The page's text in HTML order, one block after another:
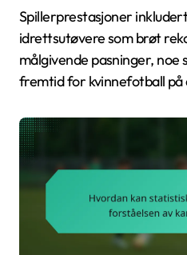
Spillerprestasjoner
idrettsutøvere som brøt
målgivende pasninger, noe
fremtid for kvinnefotball på